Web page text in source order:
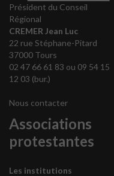
Président du Conseil
Régional
CREMER Jean Luc
22 rue Stéphane-Pitard
37000 Tours
02 47 66 61 83 ou 09 54 15
12 03 (bur.)
Nous contacter
Associations
protestantes
Les institutions